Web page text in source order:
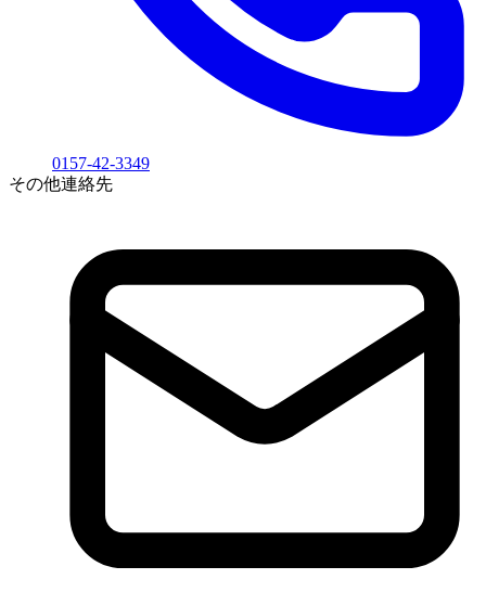
0157-42-3349
その他連絡先